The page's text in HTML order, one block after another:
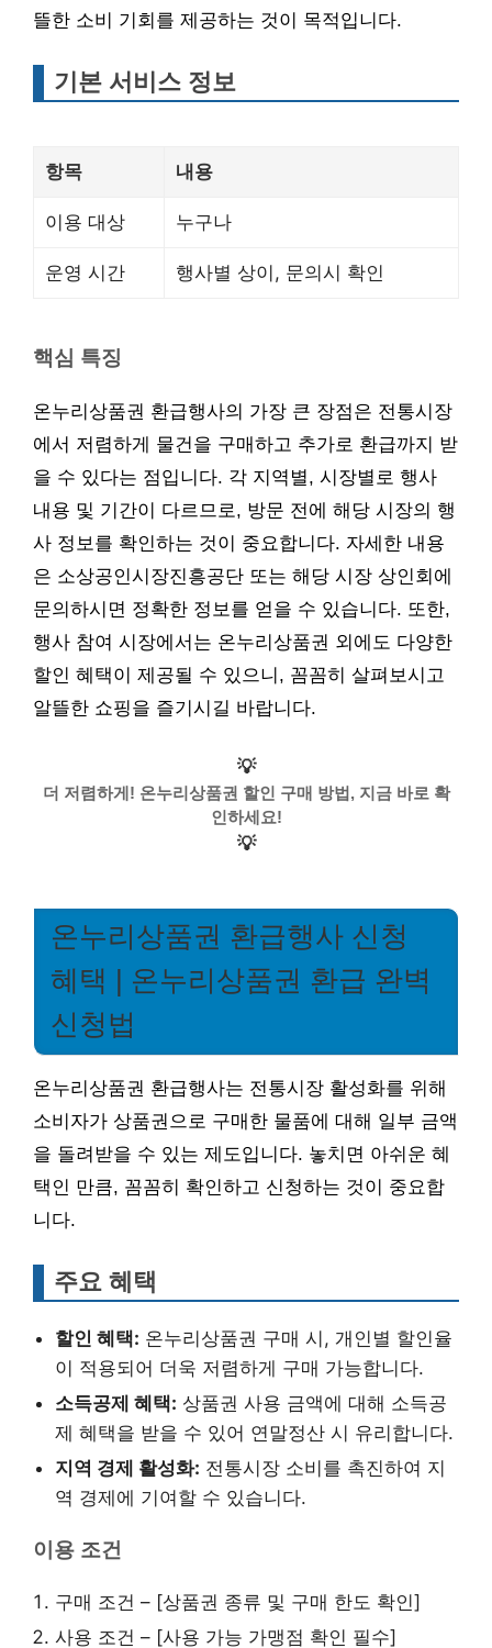
뜰한 소비 기회를 제공하는 것이 목적입니다.
기본 서비스 정보
항목 내용
이용 대상 누구나
운영 시간 행사별 상이, 문의시 확인
핵심 특징
온누리상품권 환급행사의 가장 큰 장점은 전통시장
에서 저렴하게 물건을 구매하고 추가로 환급까지 받
을 수 있다는 점입니다. 각 지역별, 시장별로 행사
내용 및 기간이 다르므로, 방문 전에 해당 시장의 행
사 정보를 확인하는 것이 중요합니다. 자세한 내용
은 소상공인시장진흥공단 또는 해당 시장 상인회에
문의하시면 정확한 정보를 얻을 수 있습니다. 또한,
행사 참여 시장에서는 온누리상품권 외에도 다양한
할인 혜택이 제공될 수 있으니, 꼼꼼히 살펴보시고
알뜰한 쇼핑을 즐기시길 바랍니다.
💡
더 저렴하게! 온누리상품권 할인 구매 방법, 지금 바로 확
인하세요!
💡
온누리상품권 환급행사 신청
혜택 | 온누리상품권 환급 완벽
신청법
온누리상품권 환급행사는 전통시장 활성화를 위해
소비자가 상품권으로 구매한 물품에 대해 일부 금액
을 돌려받을 수 있는 제도입니다. 놓치면 아쉬운 혜
택인 만큼, 꼼꼼히 확인하고 신청하는 것이 중요합
니다.
주요 혜택
할인 혜택: 온누리상품권 구매 시, 개인별 할인율
이 적용되어 더욱 저렴하게 구매 가능합니다.
소득공제 혜택: 상품권 사용 금액에 대해 소득공
제 혜택을 받을 수 있어 연말정산 시 유리합니다.
지역 경제 활성화: 전통시장 소비를 촉진하여 지
역 경제에 기여할 수 있습니다.
이용 조건
구매 조건 – [상품권 종류 및 구매 한도 확인]
사용 조건 – [사용 가능 가맹점 확인 필수]